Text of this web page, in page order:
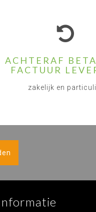
ACHTERAF
FACTUUR
zakelijk en